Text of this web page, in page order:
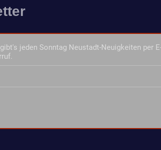
jeden Sonntag Neustadt-Neuigkeiten per